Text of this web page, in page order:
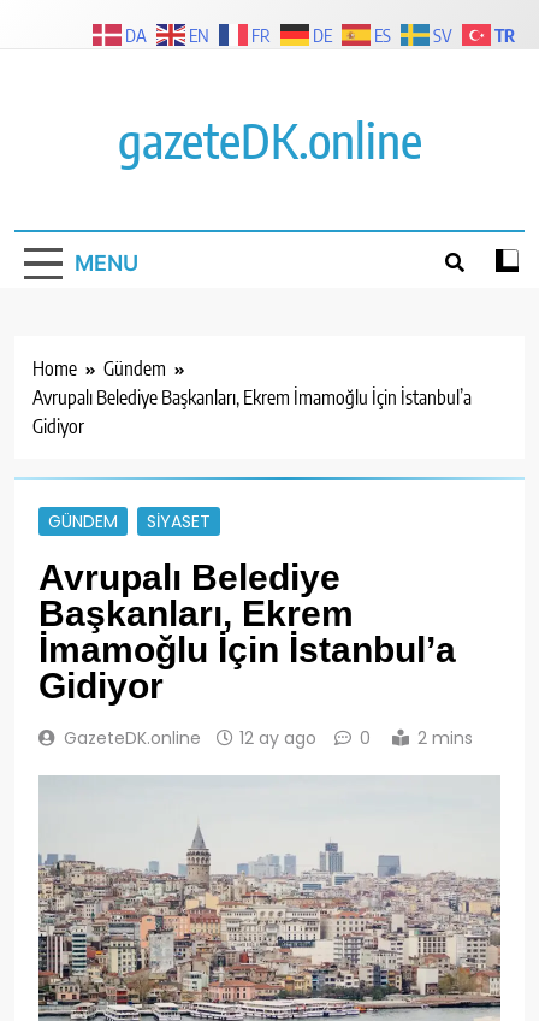
gazeteDK.online
MENU
Home
Gündem
Avrupalı Belediye Başkanları, Ekrem İmamoğlu İçin İstanbul’a
Gidiyor
GÜNDEM SIYASET
Avrupalı Belediye
Başkanları, Ekrem
İmamoğlu İçin İstanbul’a
Gidiyor
GazeteDK.online 12 ay ago 0 2 mins
DA EN FR DE ES SV TR